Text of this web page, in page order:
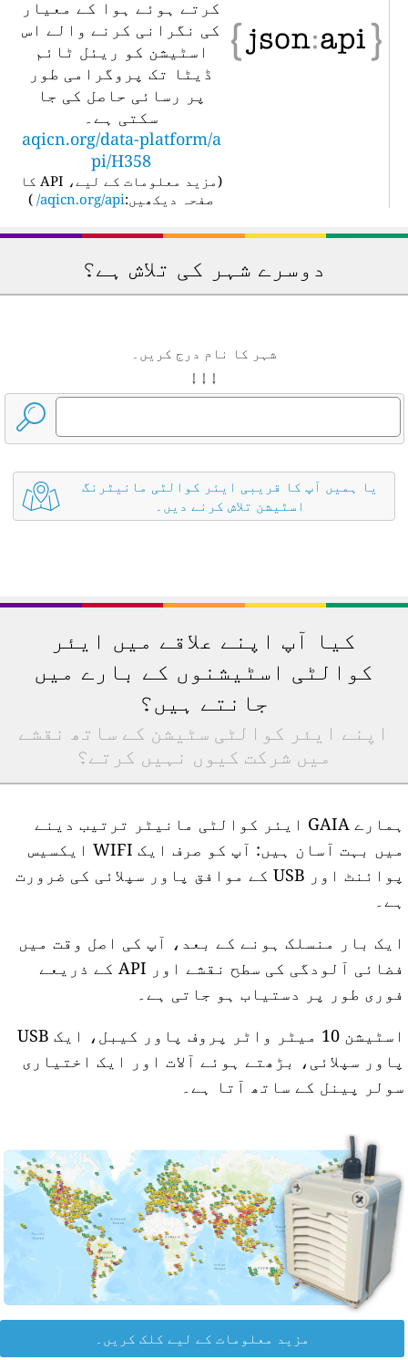
کرتے ہوئے ہوا کے معیار
کی نگرانی کرنے والے اس
اسٹیشن کو ریئل ٹائم
ڈیٹا تک پروگرامی طور
پر رسائی حاصل کی جا
سکتی ہے۔
aqicn.org/data-platform/a
pi/H358
مزید معلومات کے لیے، API کا
صفحہ دیکھیں:aqicn.org/api/
)
دوسرے شہر کی تلاش ہے؟
شہر کا نام درج کریں۔
↓ ↓ ↓
یا ہمیں آپ کا قریبی ایئر کوالٹی مانیٹرنگ
اسٹیشن تلاش کرنے دیں۔
کیا آپ اپنے علاقے میں ایئر
کوالٹی اسٹیشنوں کے بارے میں
جانتے ہیں؟
اپنے ایئر کوالٹی سٹیشن کے ساتھ نقشے
میں شرکت کیوں نہیں کرتے؟
ہمارے GAIA ایئر کوالٹی مانیٹر ترتیب دینے
میں بہت آسان ہیں: آپ کو صرف ایک WIFI ایکسیس
پوائنٹ اور USB کے موافق پاور سپلائی کی ضرورت
ہے۔
ایک بار منسلک ہونے کے بعد، آپ کی اصل وقت میں
فضائی آلودگی کی سطح نقشے اور API کے ذریعے
فوری طور پر دستیاب ہو جاتی ہے۔
اسٹیشن 10 میٹر واٹر پروف پاور کیبل، ایک USB
پاور سپلائی، بڑھتے ہوئے آلات اور ایک اختیاری
سولر پینل کے ساتھ آتا ہے۔
مزید معلومات کے لیے کلک کریں۔